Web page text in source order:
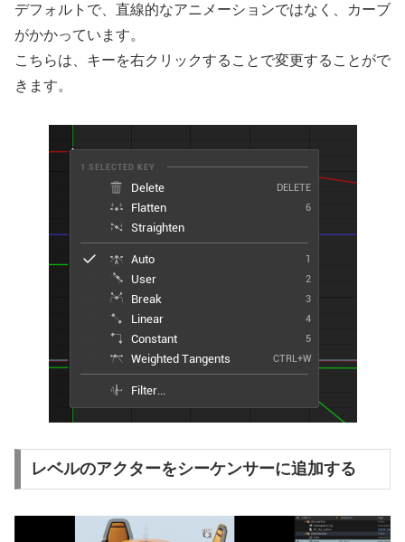
デフォルトで、直線的なアニメーションではなく、カーブ
がかかっています。
こちらは、キーを右クリックすることで変更することがで
きます。
レベルのアクターをシーケンサーに追加する